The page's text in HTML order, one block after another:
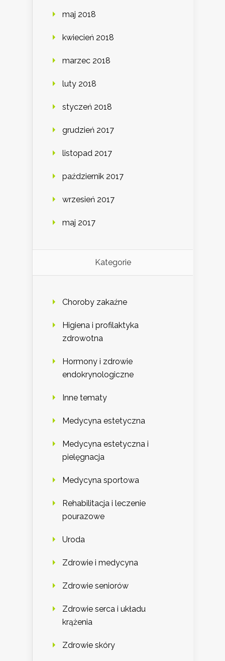
maj 2018
kwiecień 2018
marzec 2018
luty 2018
styczeń 2018
grudzień 2017
listopad 2017
październik 2017
wrzesień 2017
maj 2017
Kategorie
Choroby zakaźne
Higiena i profilaktyka
zdrowotna
Hormony i zdrowie
endokrynologiczne
Inne tematy
Medycyna estetyczna
Medycyna estetyczna i
pielęgnacja
Medycyna sportowa
Rehabilitacja i leczenie
pourazowe
Uroda
Zdrowie i medycyna
Zdrowie seniorów
Zdrowie serca i układu
krążenia
Zdrowie skóry